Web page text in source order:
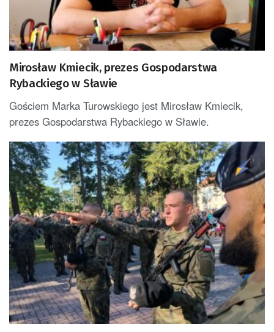
Mirosław Kmiecik, prezes Gospodarstwa
Rybackiego w Sławie
Gościem Marka Turowskiego jest Mirosław Kmiecik,
prezes Gospodarstwa Rybackiego w Sławie.